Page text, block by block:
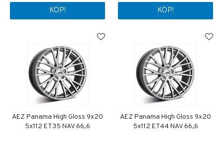
KÖP! KÖP!
AEZ Panama High Gloss 9x20
5x112 ET35 NAV 66,6
AEZ Panama High Gloss 9x20
5x112 ET44 NAV 66,6